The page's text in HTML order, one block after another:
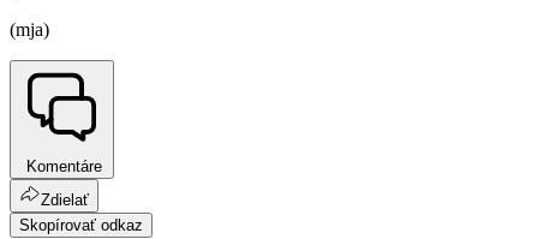
(mja)
Komentáre
Zdielať
Skopírovať odkaz